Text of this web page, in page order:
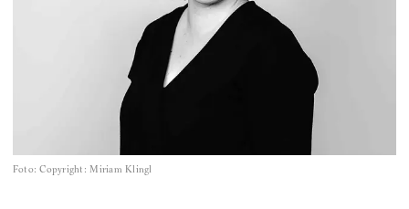
Foto: Copyright: Miriam Klingl